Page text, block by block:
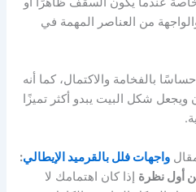
من العناصر المهمة في
بالفخامة والاكتمال، كما أنه
ويجعل شكل البيت يبدو أكثر تميزًا
واجهات فلل بالقرميد الإيطالي:
أول نظرة إذا كان اهتمامك لا